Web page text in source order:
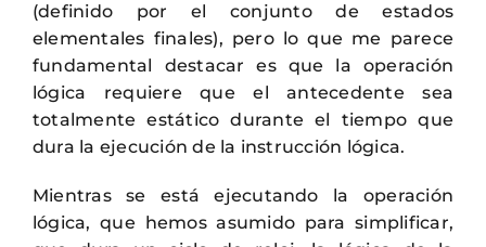
(definido por el conjunto de estados
elementales finales), pero lo que me parece
fundamental destacar es que la operación
lógica requiere que el antecedente sea
totalmente estático durante el tiempo que
dura la ejecución de la instrucción lógica.
Mientras se está ejecutando la operación
lógica, que hemos asumido para simplificar,